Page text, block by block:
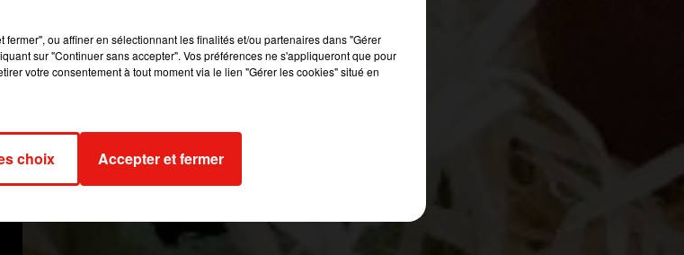
ou affiner en sélectionnant les finalités et/ou partenaires dans "Gérer
sur "Continuer sans accepter". Vos préférences ne s'appliqueront que pour
votre consentement à tout moment via le lien "Gérer les cookies" situé en
choix Accepter et fermer